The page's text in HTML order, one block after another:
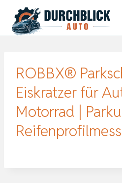
Inhalt
springen
ROBBX®
Eiskratzer für
Motorrad |